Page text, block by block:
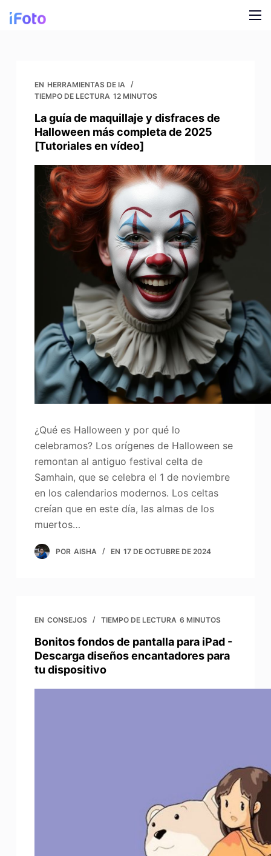
I
Antecedentes de IA para modelos
Ropa Snap Recolor
Antecedentes de IA para productos
Eliminador de fondos gratuito
Fotos de limpieza
Mejorador de fotos
Recopilación de imágenes
Quiénes somos
EN HERRAMIENTAS DE IA
TIEMPO DE LECTURA 12 MINUTOS
La guía de maquillaje y disfraces de
Halloween más completa de 2025
[Tutoriales en vídeo]
¿Qué es Halloween y por qué lo
celebramos? Los orígenes de Halloween se
remontan al antiguo festival celta de
Samhain, que se celebra el 1 de noviembre
en los calendarios modernos. Los celtas
creían que en este día, las almas de los
muertos…
POR AISHA EN 17 DE OCTUBRE DE 2024
EN CONSEJOS TIEMPO DE LECTURA 6 MINUTOS
Bonitos fondos de pantalla para iPad -
Descarga diseños encantadores para
tu dispositivo